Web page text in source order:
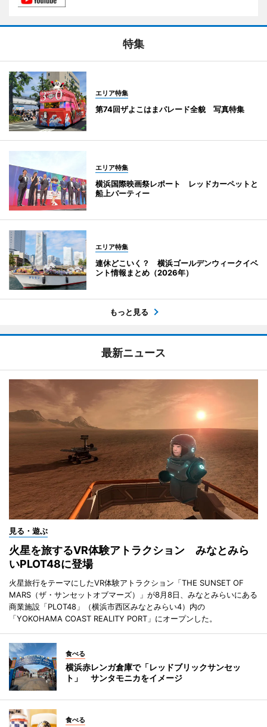
特集
エリア特集
第74回ザよこはまパレード全貌 写真特集
エリア特集
横浜国際映画祭レポート レッドカーペットと
船上パーティー
エリア特集
連休どこいく？ 横浜ゴールデンウィークイベ
ント情報まとめ（2026年）
もっと見る
最新ニュース
見る・遊ぶ
火星を旅するVR体験アトラクション みなとみら
いPLOT48に登場
火星旅行をテーマにしたVR体験アトラクション「THE SUNSET OF
MARS（ザ・サンセットオブマーズ）」が8月8日、みなとみらいにある
商業施設「PLOT48」（横浜市西区みなとみらい4）内の
「YOKOHAMA COAST REALITY PORT」にオープンした。
食べる
横浜赤レンガ倉庫で「レッドブリックサンセッ
ト」 サンタモニカをイメージ
食べる